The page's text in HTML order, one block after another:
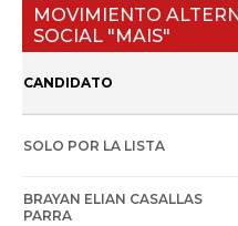
MOVIMIENTO
SOCIAL "MAIS"
CANDIDATO
SOLO POR LA LISTA
BRAYAN ELIAN CASALLAS
PARRA